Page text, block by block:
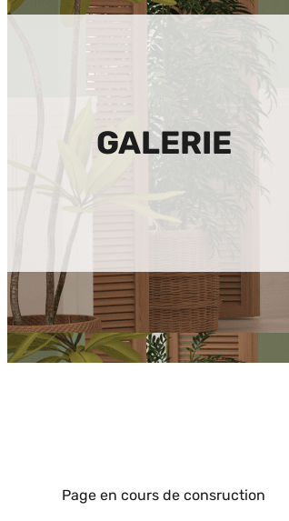
GALERIE
Page en cours de consruction